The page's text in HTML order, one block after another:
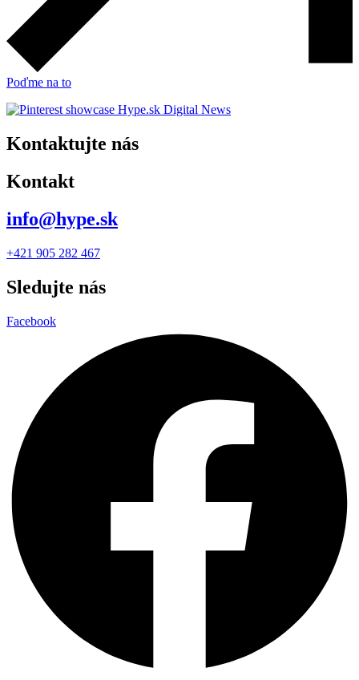
Poďme na to
Kontaktujte nás
Kontakt
info@hype.sk
+421 905 282 467
Sledujte nás
Facebook